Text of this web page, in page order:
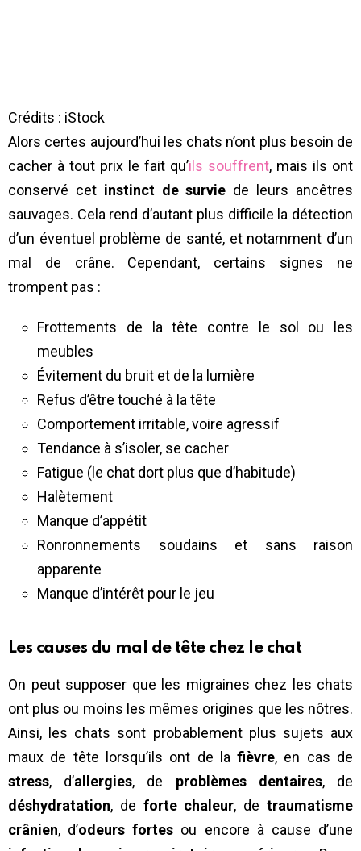
Crédits : iStock
Alors certes aujourd’hui les chats n’ont plus besoin de
cacher à tout prix le fait qu’ils souffrent, mais ils ont
conservé cet instinct de survie de leurs ancêtres
sauvages. Cela rend d’autant plus difficile la détection
d’un éventuel problème de santé, et notamment d’un
mal de crâne. Cependant, certains signes ne
trompent pas :
Frottements de la tête contre le sol ou les
meubles
Évitement du bruit et de la lumière
Refus d’être touché à la tête
Comportement irritable, voire agressif
Tendance à s’isoler, se cacher
Fatigue (le chat dort plus que d’habitude)
Halètement
Manque d’appétit
Ronronnements soudains et sans raison
apparente
Manque d’intérêt pour le jeu
Les causes du mal de tête chez le chat
On peut supposer que les migraines chez les chats
ont plus ou moins les mêmes origines que les nôtres.
Ainsi, les chats sont probablement plus sujets aux
maux de tête lorsqu’ils ont de lafièvre, en cas de
stress, d’allergies, de problèmes dentaires, de
déshydratation, de forte chaleur, detraumatisme
crânien, d’odeurs fortes ou encore à cause d’une